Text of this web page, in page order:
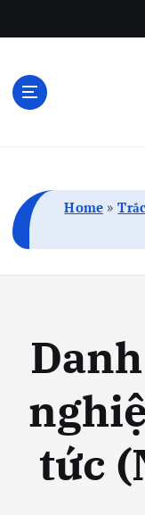
Home»
tức